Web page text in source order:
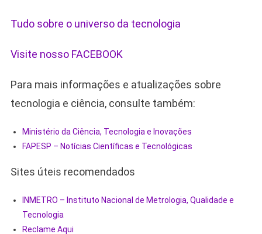
Tudo sobre o universo da tecnologia
Visite nosso FACEBOOK
Para mais informações e atualizações sobre
tecnologia e ciência, consulte também:
Ministério da Ciência, Tecnologia e Inovações
FAPESP – Notícias Científicas e Tecnológicas
Sites úteis recomendados
INMETRO – Instituto Nacional de Metrologia, Qualidade e
Tecnologia
Reclame Aqui